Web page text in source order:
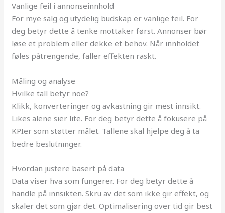
Vanlige feil i annonseinnhold
For mye salg og utydelig budskap er vanlige feil. For
deg betyr dette å tenke mottaker først. Annonser bør
løse et problem eller dekke et behov. Når innholdet
føles påtrengende, faller effekten raskt.
Måling og analyse
Hvilke tall betyr noe?
Klikk, konverteringer og avkastning gir mest innsikt.
Likes alene sier lite. For deg betyr dette å fokusere på
KPIer som støtter målet. Tallene skal hjelpe deg å ta
bedre beslutninger.
Hvordan justere basert på data
Data viser hva som fungerer. For deg betyr dette å
handle på innsikten. Skru av det som ikke gir effekt, og
skaler det som gjør det. Optimalisering over tid gir best